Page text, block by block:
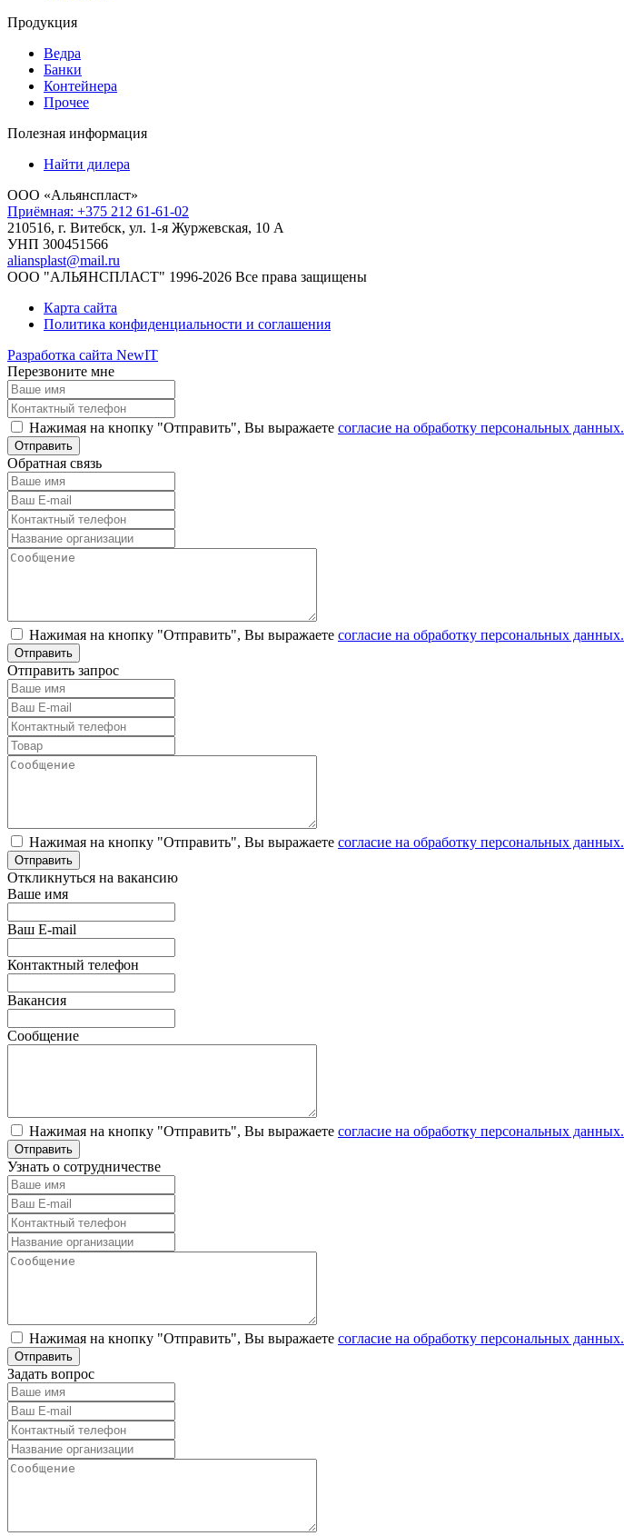
Продукция
Ведра
Банки
Контейнера
Прочее
Полезная информация
Найти дилера
ООО «Альянспласт»
Приёмная: +375 212 61-61-02
210516, г. Витебск, ул. 1-я Журжевская, 10 А
УНП 300451566
aliansplast@mail.ru
ООО "АЛЬЯНСПЛАСТ" 1996-2026 Все права защищены
Карта сайта
Политика конфиденциальности и соглашения
Разработка сайта NewIT
Перезвоните мне
Нажимая на кнопку "Отправить", Вы выражаете согласие на обработку персональных данных.
Обратная связь
Нажимая на кнопку "Отправить", Вы выражаете согласие на обработку персональных данных.
Отправить запрос
Нажимая на кнопку "Отправить", Вы выражаете согласие на обработку персональных данных.
Откликнуться на вакансию
Ваше имя
Ваш E-mail
Контактный телефон
Вакансия
Сообщение
Нажимая на кнопку "Отправить", Вы выражаете согласие на обработку персональных данных.
Узнать о сотрудничестве
Нажимая на кнопку "Отправить", Вы выражаете согласие на обработку персональных данных.
Задать вопрос